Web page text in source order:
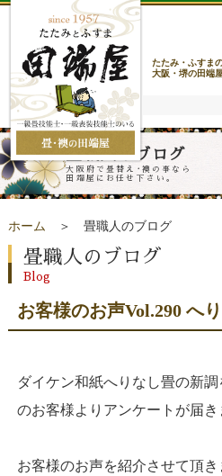
たたみ・ふすま
大阪・堺の田端
畳職人のブログ
大阪府で畳替え･襖の事なら
田端屋にお任せ下さい。
ホーム ＞ 畳職人のブログ
畳職人のブログ
Blog
お客様のお声Vol.290 へ
ダイケン和紙へりなし畳の新
のお客様よりアンケートが届き
お客様のお声を紹介させて頂き